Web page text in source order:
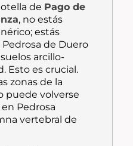
de Pago de
, no estás
estás
de Duero
arcillo-
Esto es crucial.
zonas de la
puede volverse
Pedrosa
vertebral de